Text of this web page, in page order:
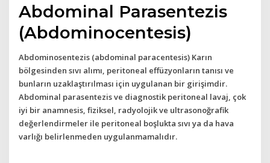
Abdominal Parasentezis
(Abdominocentesis)
Abdominosentezis (abdominal paracentesis) Karın
bölgesinden sıvı alımı, peritoneal effüzyonların tanısı ve
bunların uzaklaştırılması için uygulanan bir girişimdir.
Abdominal parasentezis ve diagnostik peritoneal lavaj, çok
iyi bir anamnesis, fiziksel, radyolojik ve ultrasonoğrafik
değerlendirmeler ile peritoneal boşlukta sıvı ya da hava
varlığı belirlenmeden uygulanmamalıdır.